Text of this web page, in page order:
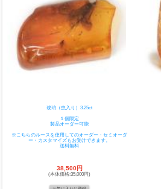
琥珀（虫入り）3.25ct
１個限定
製品オーダー可能
※こちらのルースを使用してのオーダー・セミオーダ
ー・カスタマイズもお受けできます。
送料無料
38,500円
(本体価格:35,000円)